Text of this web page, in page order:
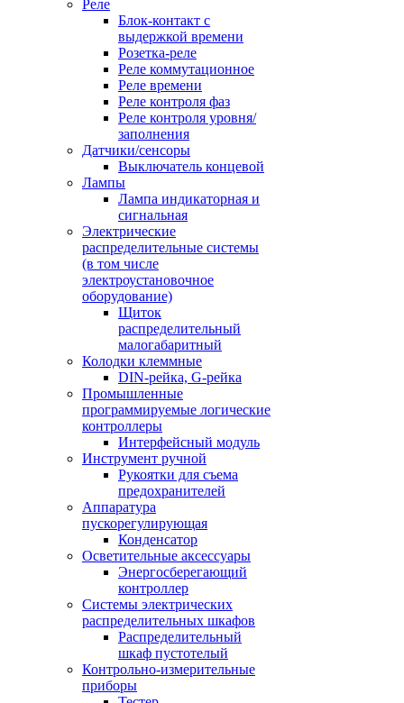
Реле
Блок-контакт с
выдержкой времени
Розетка-реле
Реле коммутационное
Реле времени
Реле контроля фаз
Реле контроля уровня/
заполнения
Датчики/сенсоры
Выключатель концевой
Лампы
Лампа индикаторная и
сигнальная
Электрические
распределительные системы
(в том числе
электроустановочное
оборудование)
Щиток
распределительный
малогабаритный
Колодки клеммные
DIN-рейка, G-рейка
Промышленные
программируемые логические
контроллеры
Интерфейсный модуль
Инструмент ручной
Рукоятки для съема
предохранителей
Аппаратура
пускорегулирующая
Конденсатор
Осветительные аксессуары
Энергосберегающий
контроллер
Системы электрических
распределительных шкафов
Распределительный
шкаф пустотелый
Контрольно-измерительные
приборы